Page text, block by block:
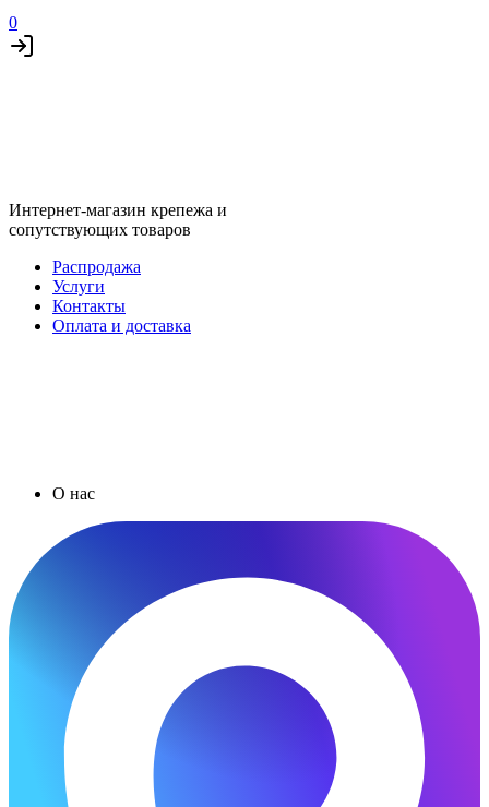
0
Интернет-магазин крепежа и
сопутствующих товаров
Распродажа
Услуги
Контакты
Оплата и доставка
О нас